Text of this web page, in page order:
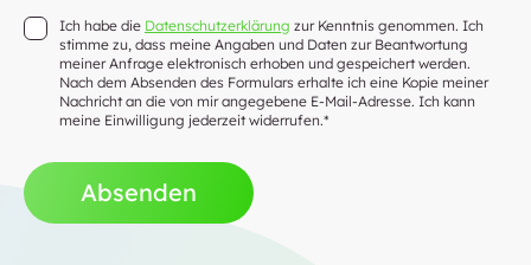
Ich habe die Datenschutzerklärung zur Kenntnis genommen. Ich
stimme zu, dass meine Angaben und Daten zur Beantwortung
meiner Anfrage elektronisch erhoben und gespeichert werden.
Nach dem Absenden des Formulars erhalte ich eine Kopie meiner
Nachricht an die von mir angegebene E-Mail-Adresse. Ich kann
meine Einwilligung jederzeit widerrufen.*